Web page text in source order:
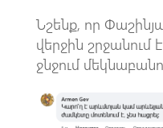
Նշենք, որ
վերջին շրջանում
ջնջում